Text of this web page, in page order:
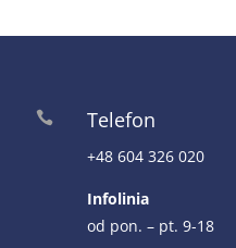
 Telefon
+48 604 326 020
Infolinia
od pon. – pt. 9-18